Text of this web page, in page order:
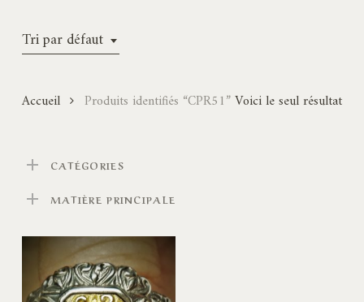
Tri par défaut
Voici le seul résultat
Accueil Produits identifiés “CPR51”
CATÉGORIES
MATIÈRE PRINCIPALE